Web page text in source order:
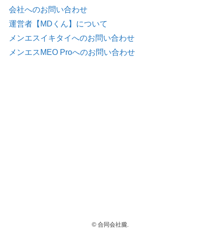
会社へのお問い合わせ
運営者【MDくん】について
メンエスイキタイへのお問い合わせ
メンエスMEO Proへのお問い合わせ
©合同会社朧.